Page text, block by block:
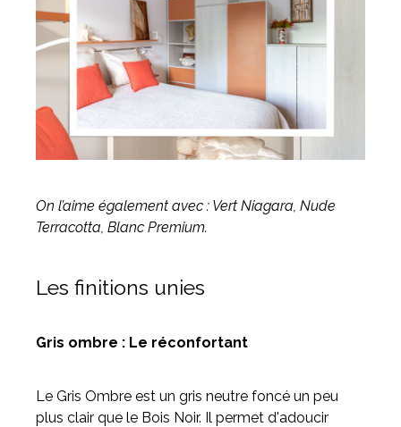
On l’aime également avec : Vert Niagara, Nude
Terracotta, Blanc Premium.
Les finitions unies
Gris ombre : Le réconfortant
Le Gris Ombre est un gris neutre foncé un peu
plus clair que le Bois Noir. Il permet d'adoucir